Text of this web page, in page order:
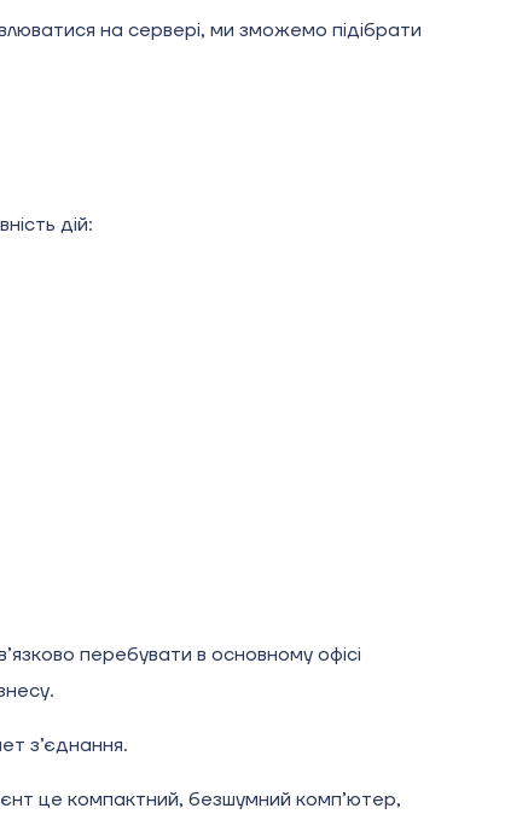
на сервері, ми зможемо підібрати
дій:
перебувати в основному офісі
з’єднання.
це компактний, безшумний комп’ютер,